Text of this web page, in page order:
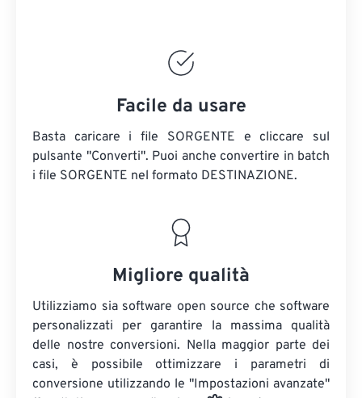
Facile da usare
Basta caricare i file SORGENTE e cliccare sul
pulsante "Converti". Puoi anche convertire in batch
i file SORGENTE nel formato DESTINAZIONE.
Migliore qualità
Utilizziamo sia software open source che software
personalizzati per garantire la massima qualità
delle nostre conversioni. Nella maggior parte dei
casi, è possibile ottimizzare i parametri di
conversione utilizzando le "Impostazioni avanzate"